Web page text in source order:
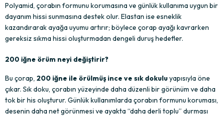
Polyamid, çorabın formunu korumasına ve günlük kullanıma uygun bir
dayanım hissi sunmasına destek olur. Elastan ise esneklik
kazandırarak ayağa uyumu artırır; böylece çorap ayağı kavrarken
gereksiz sıkma hissi oluşturmadan dengeli duruş hedefler.
200 iğne örüm neyi değiştirir?
Bu çorap, 200 iğne ile örülmüş ince ve sık dokulu yapısıyla öne
çıkar. Sık doku, çorabın yüzeyinde daha düzenli bir görünüm ve daha
tok bir his oluşturur. Günlük kullanımlarda çorabın formunu koruması,
desenin daha net görünmesi ve ayakta “daha derli toplu” durması